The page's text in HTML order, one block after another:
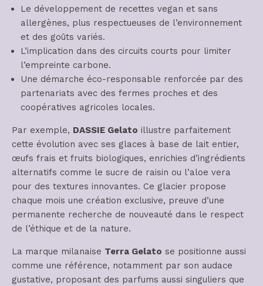
Le développement de recettes vegan et sans
allergènes, plus respectueuses de l’environnement
et des goûts variés.
L’implication dans des circuits courts pour limiter
l’empreinte carbone.
Une démarche éco-responsable renforcée par des
partenariats avec des fermes proches et des
coopératives agricoles locales.
Par exemple, DASSIE Gelato illustre parfaitement
cette évolution avec ses glaces à base de lait entier,
œufs frais et fruits biologiques, enrichies d’ingrédients
alternatifs comme le sucre de raisin ou l’aloe vera
pour des textures innovantes. Ce glacier propose
chaque mois une création exclusive, preuve d’une
permanente recherche de nouveauté dans le respect
de l’éthique et de la nature.
La marque milanaise Terra Gelato se positionne aussi
comme une référence, notamment par son audace
gustative, proposant des parfums aussi singuliers que